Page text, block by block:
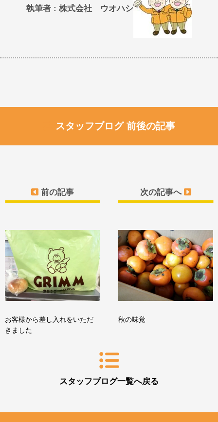
執筆者 : 株式会社 ウオハシ
スタッフブログ 前後の記事
前の記事
お客様から差し入れをいただ
きました
スタッフブログ一覧へ戻る
次の記事へ
秋の味覚